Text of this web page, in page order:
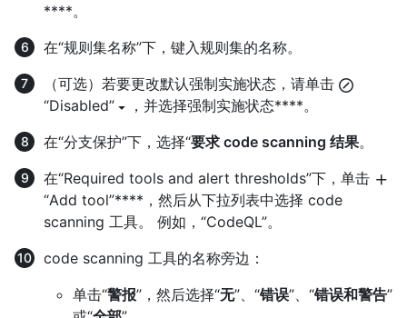
****。
在“规则集名称”下，键入规则集的名称。
（可选）若要更改默认强制实施状态，请单击
“Disabled”
，并选择强制实施状态****。
在“分支保护”下，选择“要求 code scanning 结果。
在“Required tools and alert thresholds”下，单击
“Add tool”****，然后从下拉列表中选择 code
scanning 工具。 例如，“CodeQL”。
code scanning 工具的名称旁边：
单击“警报”，然后选择“无”、“错误”、“错误和警告”